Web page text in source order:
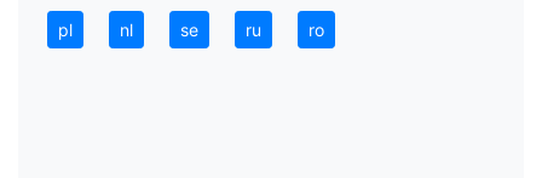
pl nl se ru ro